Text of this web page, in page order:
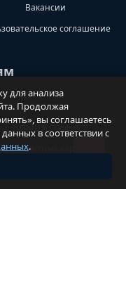
Вакансии
соглашение
Оплата
Акции и скидки
Дисконтные карты
для анализа
Продолжая
вы соглашаетесь
в соответствии с
.